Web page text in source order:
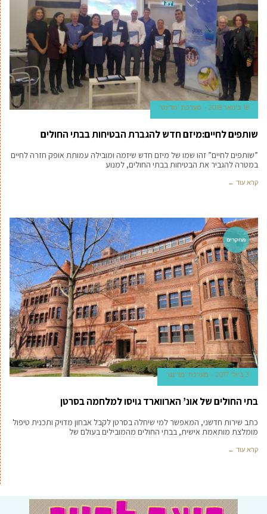
18 בינואר 2018 מערכת 'מדינט'
שותפים לחיים:מיזם חדש להגברת הבטיחות בבתי החולים
”שותפים לחיים” זהו שמו של מיזם חדש שיזמה ומובילה עמותת אופק חזרה לחיים
במטרה להגביר את הבטיחות בבתי החולים, למנוע
קרא עוד ←
מחקרים
3 ביולי 2017 מערכת 'מדינט'
בתי החולים של אונ’ הארווארד גויסו למלחמה בסרטן
כתב שירות חדשני, המאפשר למי שיחלה בסרטן לקבל אבחון מדויק ותכנית טיפול
מומלצת מותאמת אישית, בבתי החולים מהמובילים בעולם של
קרא עוד ←